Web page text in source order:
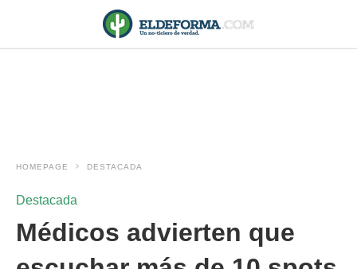
HOMEPAGE DESTACADA
Destacada
Médicos advierten que